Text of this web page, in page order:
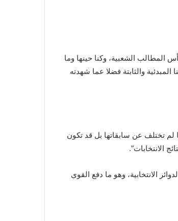
المطالب الشعبية، وكنا حينها وما
والثابتة فضلا عما شهدته
لم تختلف عن سابقاتها بل قد تكون
الانتخابات”.
الانتخابية، وهو ما دفع القوى